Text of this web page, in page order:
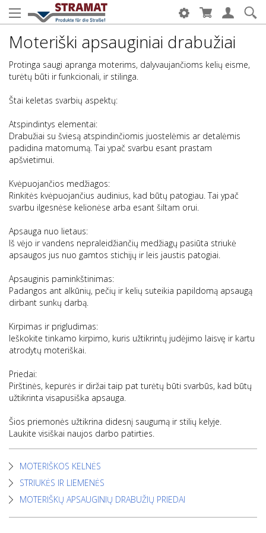
Moteriški apsauginiai drabužiai
Protinga saugi apranga moterims, dalyvaujančioms kelių eisme,
turėtų būti ir funkcionali, ir stilinga.
Štai keletas svarbių aspektų:
Atspindintys elementai:
Drabužiai su šviesą atspindinčiomis juostelėmis ar detalėmis
padidina matomumą. Tai ypač svarbu esant prastam
apšvietimui.
Kvėpuojančios medžiagos:
Rinkitės kvėpuojančius audinius, kad būtų patogiau. Tai ypač
svarbu ilgesnėse kelionėse arba esant šiltam orui.
Apsauga nuo lietaus:
Iš vėjo ir vandens nepraleidžiančių medžiagų pasiūta striukė
apsaugos jus nuo gamtos stichijų ir leis jaustis patogiai.
Apsauginis paminkštinimas:
Padangos ant alkūnių, pečių ir kelių suteikia papildomą apsaugą
dirbant sunkų darbą.
Kirpimas ir prigludimas:
Ieškokite tinkamo kirpimo, kuris užtikrintų judėjimo laisvę ir kartu
atrodytų moteriškai.
Priedai:
Pirštinės, kepurės ir diržai taip pat turėtų būti svarbūs, kad būtų
užtikrinta visapusiška apsauga.
Šios priemonės užtikrina didesnį saugumą ir stilių kelyje.
Laukite visiškai naujos darbo patirties.
MOTERIŠKOS KELNĖS
STRIUKĖS IR LIEMENĖS
MOTERIŠKŲ APSAUGINIŲ DRABUŽIŲ PRIEDAI